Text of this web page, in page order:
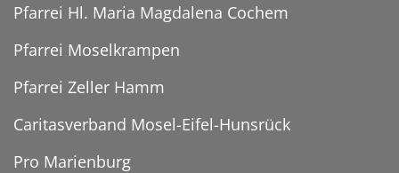
Pfarrei Hl. Maria Magdalena Cochem
Pfarrei Moselkrampen
Pfarrei Zeller Hamm
Caritasverband Mosel-Eifel-Hunsrück
Pro Marienburg